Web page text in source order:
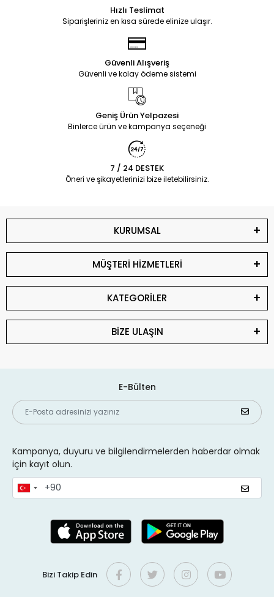
Hızlı Teslimat
Siparişleriniz en kısa sürede elinize ulaşır.
Güvenli Alışveriş
Güvenli ve kolay ödeme sistemi
Geniş Ürün Yelpazesi
Binlerce ürün ve kampanya seçeneği
7 / 24 DESTEK
Öneri ve şikayetlerinizi bize iletebilirsiniz.
KURUMSAL
MÜŞTERİ HİZMETLERİ
KATEGORİLER
BİZE ULAŞIN
E-Bülten
Kampanya, duyuru ve bilgilendirmelerden haberdar olmak
için kayıt olun.
Bizi Takip Edin